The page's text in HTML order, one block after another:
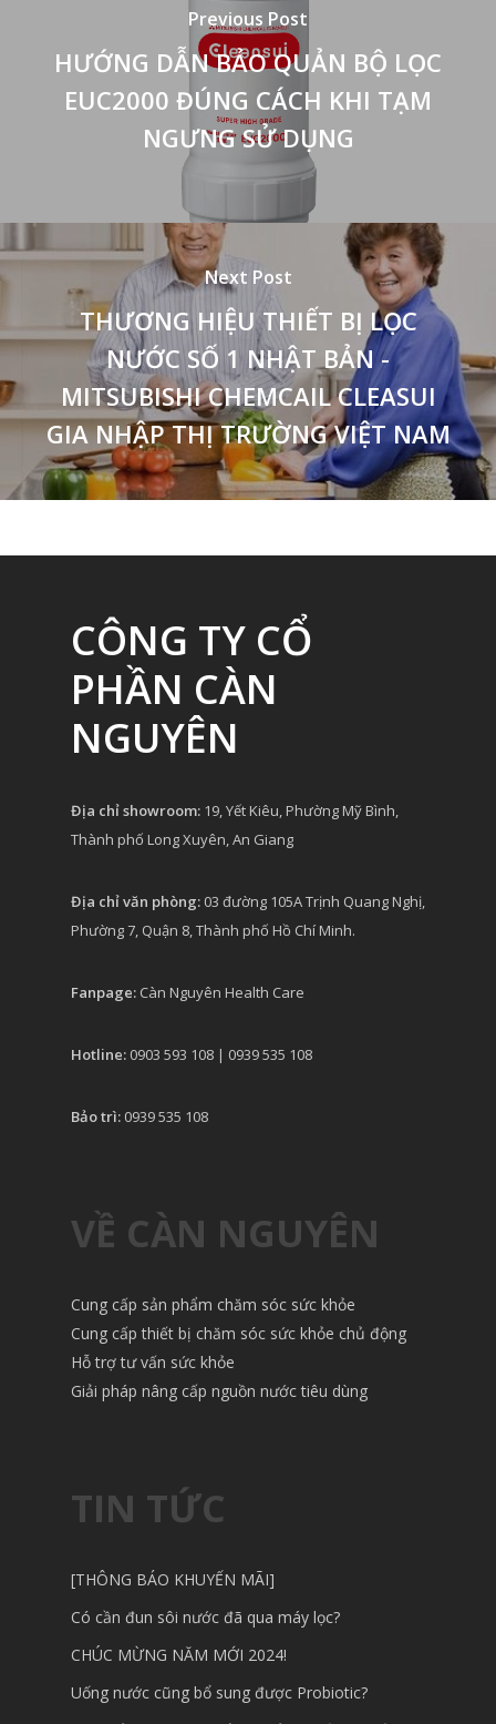
Previous Post
HƯỚNG DẪN BẢO QUẢN BỘ LỌC
EUC2000 ĐÚNG CÁCH KHI TẠM
NGƯNG SỬ DỤNG
Next Post
THƯƠNG HIỆU THIẾT BỊ LỌC
NƯỚC SỐ 1 NHẬT BẢN -
MITSUBISHI CHEMCAIL CLEASUI
GIA NHẬP THỊ TRƯỜNG VIỆT NAM
CÔNG TY CỔ
PHẦN CÀN
NGUYÊN
Địa chỉ showroom: 19, Yết Kiêu, Phường Mỹ Bình,
Thành phố Long Xuyên, An Giang
Địa chỉ văn phòng: 03 đường 105A Trịnh Quang Nghị,
Phường 7, Quận 8, Thành phố Hồ Chí Minh.
Fanpage: Càn Nguyên Health Care
Hotline: 0903 593 108 | 0939 535 108
Bảo trì: 0939 535 108
VỀ CÀN NGUYÊN
Cung cấp sản phẩm chăm sóc sức khỏe
Cung cấp thiết bị chăm sóc sức khỏe chủ động
Hỗ trợ tư vấn sức khỏe
Giải pháp nâng cấp nguồn nước tiêu dùng
TIN TỨC
[THÔNG BÁO KHUYẾN MÃI]
Có cần đun sôi nước đã qua máy lọc?
CHÚC MỪNG NĂM MỚI 2024!
Uống nước cũng bổ sung được Probiotic?